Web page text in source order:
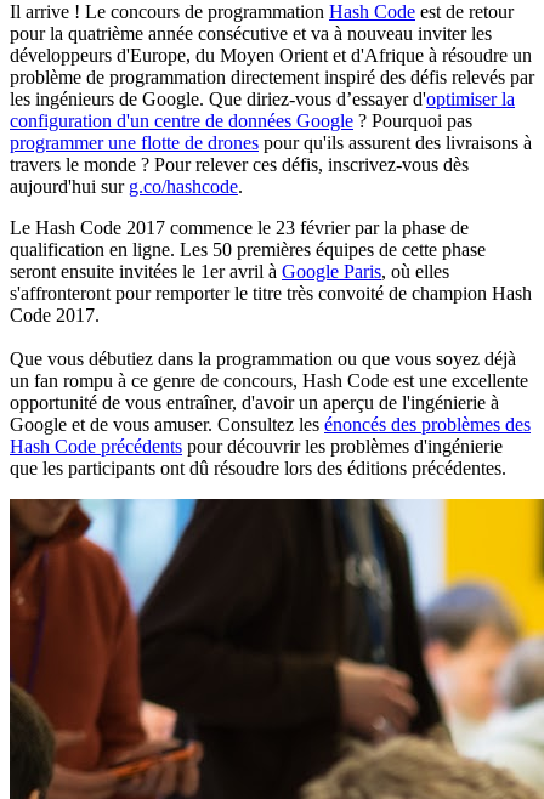
Il arrive ! Le concours de programmation Hash Code est de retour
pour la quatrième année consécutive et va à nouveau inviter les
développeurs d'Europe, du Moyen Orient et d'Afrique à résoudre un
problème de programmation directement inspiré des défis relevés par
les ingénieurs de Google. Que diriez-vous d’essayer d'optimiser la
configuration d'un centre de données Google ? Pourquoi pas
programmer une flotte de drones pour qu'ils assurent des livraisons à
travers le monde ? Pour relever ces défis, inscrivez-vous dès
aujourd'hui sur g.co/hashcode.
Le Hash Code 2017 commence le 23 février par la phase de
qualification en ligne. Les 50 premières équipes de cette phase
seront ensuite invitées le 1er avril à Google Paris, où elles
s'affronteront pour remporter le titre très convoité de champion Hash
Code 2017.
Que vous débutiez dans la programmation ou que vous soyez déjà
un fan rompu à ce genre de concours, Hash Code est une excellente
opportunité de vous entraîner, d'avoir un aperçu de l'ingénierie à
Google et de vous amuser. Consultez les énoncés des problèmes des
Hash Code précédents pour découvrir les problèmes d'ingénierie
que les participants ont dû résoudre lors des éditions précédentes.